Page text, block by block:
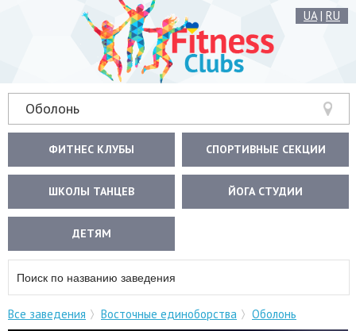
UA| RU
Оболонь
ФИТНЕС КЛУБЫ СПОРТИВНЫЕ СЕКЦИИ
ШКОЛЫ ТАНЦЕВ ЙОГА СТУДИИ
ДЕТЯМ
Все заведения Восточные единоборства Оболонь